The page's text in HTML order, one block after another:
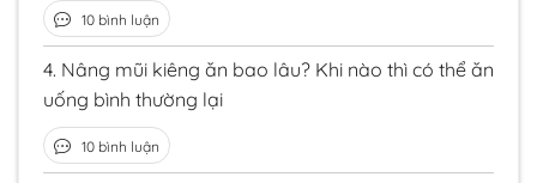
10 bình luận
4. Nâng mũi kiêng ăn bao lâu? Khi nào thì có thể ăn
uống bình thường lại
10 bình luận